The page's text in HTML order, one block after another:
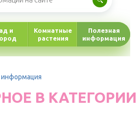
и
Комнатные
растения
Полезная
информация
информация
В КАТЕГОРИИ